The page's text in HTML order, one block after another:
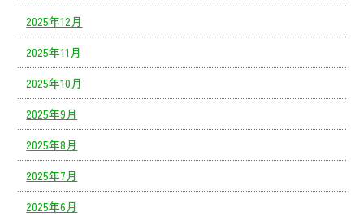
2025年12月
2025年11月
2025年10月
2025年9月
2025年8月
2025年7月
2025年6月